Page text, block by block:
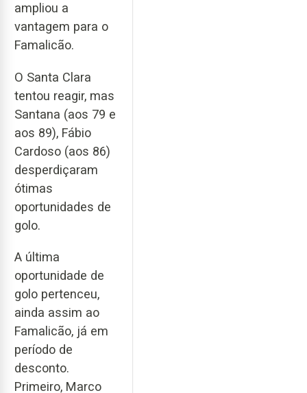
ampliou a
vantagem para o
Famalicão.
O Santa Clara
tentou reagir, mas
Santana (aos 79 e
aos 89), Fábio
Cardoso (aos 86)
desperdiçaram
ótimas
oportunidades de
golo.
A última
oportunidade de
golo pertenceu,
ainda assim ao
Famalicão, já em
período de
desconto.
Primeiro, Marco